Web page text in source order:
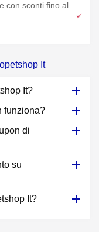
con sconti fino al
It
It?
funziona?
di
su
It?